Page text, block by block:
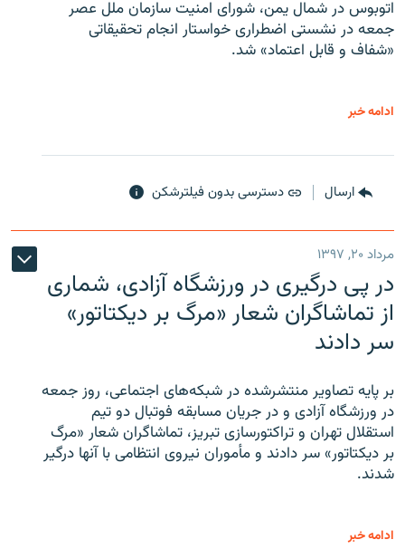
اتوبوس در شمال یمن، شورای امنیت سازمان ملل عصر
جمعه در نشستی اضطراری خواستار انجام تحقیقاتی
«شفاف و قابل اعتماد» شد.
ادامه خبر
ارسال دسترسی بدون فیلترشکن
مرداد ۲۰, ۱۳۹۷
در پی درگیری در ورزشگاه آزادی، شماری
از تماشاگران شعار «مرگ بر دیکتاتور»
سر دادند
بر پایه تصاویر منتشرشده در شبکه‌های اجتماعی، روز جمعه
در ورزشگاه آزادی و در جریان مسابقه فوتبال دو تیم
استقلال تهران و تراکتورسازی تبریز، تماشاگران شعار «مرگ
بر دیکتاتور» سر دادند و مأموران نیروی انتظامی با آنها درگیر
شدند.
ادامه خبر